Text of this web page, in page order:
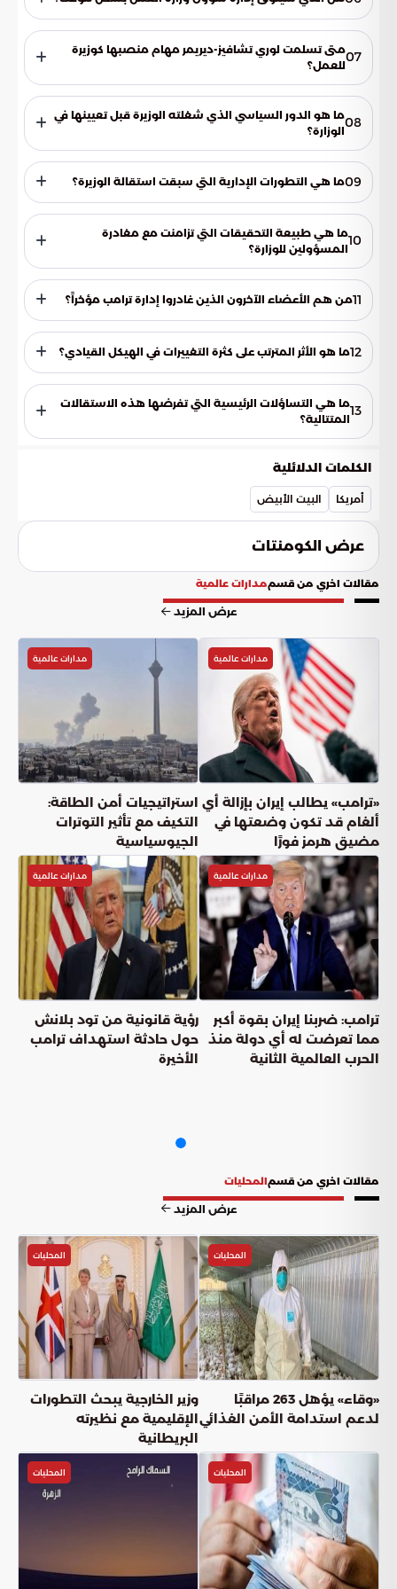
لضمان عدم تأثر العمليات الإدارية بفرغ المنصب.
07متى تسلمت لوري تشافيز-ديريمر مهام منصبها كوزيرة
للعمل؟
انتهاء فترة عملها في مجلس النواب.
08ما هو الدور السياسي الذي شغلته الوزيرة قبل تعيينها في
الوزارة؟
انتقالها إلى السلطة التنفيذية.09ما هي التطورات الإدارية التي سبقت استقالة الوزيرة؟
المساعدين، بمن فيهم رئيس مكتب الوزيرة ونائبته.
10ما هي طبيعة التحقيقات التي تزامنت مع مغادرة
المسؤولين للوزارة؟
بسوء السلوك داخل أروقة وزارة العمل.11من هم الأعضاء الآخرون الذين غادروا إدارة ترامب مؤخراً؟
بوندي التي تركت وزارة العدل.12ما هو الأثر المترتب على كثرة التغييرات في الهيكل القيادي؟
الكفاءات البديلة لشغل المقاعد الشاغرة في الحكومة.
13ما هي التساؤلات الرئيسية التي تفرضها هذه الاستقالات
المتتالية؟
وقدرتها على مواجهة التحديات التنظيمية والسياسية القائمة.
الكلمات الدلائلية
أمريكا البيت الأبيض
عرض الكومنتات
مقالات اخري من قسممدارات عالمية
عرض المزيد
مدارات عالمية
«ترامب» يطالب إيران بإزالة أي
ألغام قد تكون وضعتها في
مضيق هرمز فورًا
مدارات عالمية
استراتيجيات أمن الطاقة:
التكيف مع تأثير التوترات
الجيوسياسية
مدارات عالمية
ترامب: ضربنا إيران بقوة أكبر
مما تعرضت له أي دولة منذ
الحرب العالمية الثانية
مدارات عالمية
رؤية قانونية من تود بلانش
حول حادثة استهداف ترامب
الأخيرة
مقالات اخري من قسمالمحليات
عرض المزيد
المحليات
«وقاء» يؤهل 263 مراقبًا
لدعم استدامة الأمن الغذائي
المحليات
وزير الخارجية يبحث التطورات
الإقليمية مع نظيرته
البريطانية
المحليات المحليات